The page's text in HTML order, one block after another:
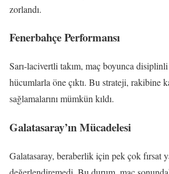
zorlandı.
Fenerbahçe Performansı
Sarı-lacivertli takım, maç boyunca disiplinli
hücumlarla öne çıktı. Bu strateji, rakibine
sağlamalarını mümkün kıldı.
Galatasaray’ın Mücadelesi
Galatasaray, beraberlik için pek çok fırsat